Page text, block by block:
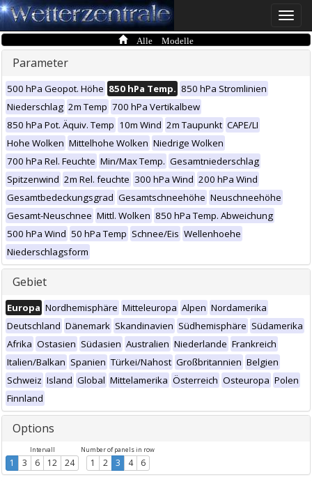
Toggle
Alle Modelle
Parameter
500 hPa Geopot. Höhe 850 hPa Temp. 850 hPa Stromlinien
Niederschlag 2m Temp 700 hPa Vertikalbew
850 hPa Pot. Äquiv. Temp 10m Wind 2m Taupunkt CAPE/LI
Hohe Wolken Mittelhohe Wolken Niedrige Wolken
700 hPa Rel. Feuchte Min/Max Temp. Gesamtniederschlag
Spitzenwind 2m Rel. feuchte 300 hPa Wind 200 hPa Wind
Gesamtbedeckungsgrad Gesamtschneehöhe Neuschneehöhe
Gesamt-Neuschnee Mittl. Wolken 850 hPa Temp. Abweichung
500 hPa Wind 50 hPa Temp Schnee/Eis Wellenhoehe
Niederschlagsform
Gebiet
Europa Nordhemisphäre Mitteleuropa Alpen Nordamerika
Deutschland Dänemark Skandinavien Südhemisphäre Südamerika
Afrika Ostasien Südasien Australien Niederlande Frankreich
Italien/Balkan Spanien Türkei/Nahost Großbritannien Belgien
Schweiz Island Global Mittelamerika Österreich Osteuropa Polen
Finnland
Options
Intervall
1 3 6 12 24
Number of panels in row
1 2 3 4 6